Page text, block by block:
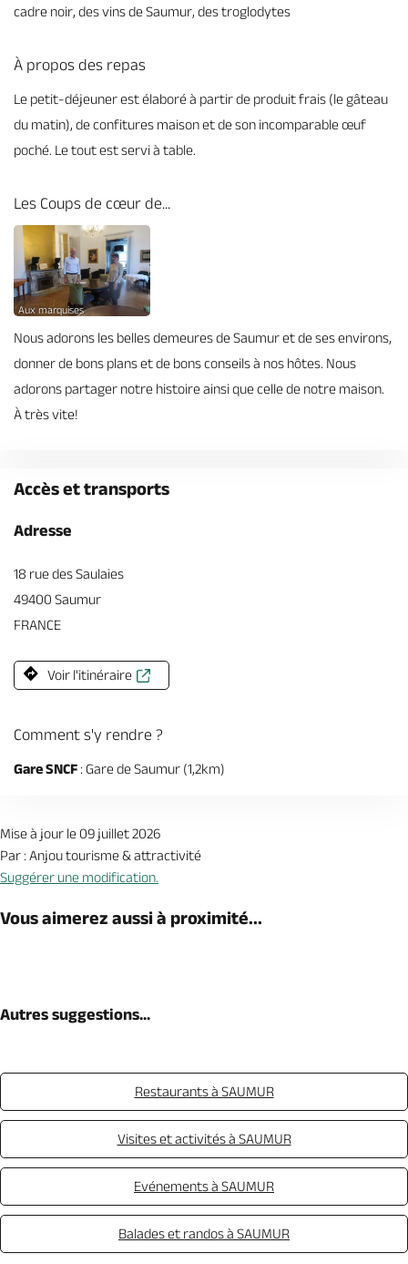
cadre noir, des vins de Saumur, des troglodytes
À propos des repas
Le petit-déjeuner est élaboré à partir de produit frais (le gâteau
du matin), de confitures maison et de son incomparable œuf
poché. Le tout est servi à table.
Les Coups de cœur de...
Aux marquises
Nous adorons les belles demeures de Saumur et de ses environs,
donner de bons plans et de bons conseils à nos hôtes. Nous
adorons partager notre histoire ainsi que celle de notre maison.
À très vite!
Accès et transports
Adresse
18 rue des Saulaies
49400 Saumur
FRANCE
Voir l'itinéraire
Comment s'y rendre ?
Gare SNCF : Gare de Saumur (1,2km)
Mise à jour le 09 juillet 2026
Par : Anjou tourisme & attractivité
Suggérer une modification.
Vous aimerez aussi à proximité...
Autres suggestions...
Restaurants à SAUMUR
Visites et activités à SAUMUR
Evénements à SAUMUR
Balades et randos à SAUMUR